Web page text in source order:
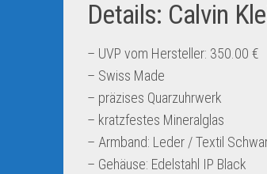
Details: Calvin
– UVP vom Hersteller: 350.00 €
– Swiss Made
– präzises Quarzuhrwerk
– kratzfestes Mineralglas
– Armband: Leder / Textil
– Gehäuse: Edelstahl IP Black